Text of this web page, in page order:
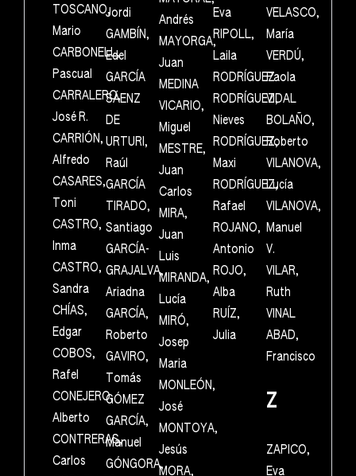
TOSCANO,
Mario
CARBONELL,
Pascual
CARRALERO,
José R.
CARRIÓN,
Alfredo
CASARES,
Toni
CASTRO,
Inma
CASTRO,
Sandra
CHÍAS,
Edgar
COBOS,
Rafel
CONEJERO,
Alberto
CONTRERAS,
Carlos
Jordi
GAMBÍN,
Edel
GARCÍA
SÁENZ
DE
URTURI,
Raúl
GARCÍA
TIRADO,
Santiago
GARCÍA-
GRAJALVA,
Ariadna
GARCÍA,
Roberto
GAVIRO,
Tomás
GÓMEZ
GARCÍA,
Manuel
GÓNGORA,
Andrés
MAYORGA,
Juan
MEDINA
VICARIO,
Miguel
MESTRE,
Juan
Carlos
MIRA,
Juan
Luis
MIRANDA,
Lucía
MIRÓ,
Josep
Maria
MONLEÓN,
José
MONTOYA,
Jesús
MORA,
Eva
RIPOLL,
Laila
RODRÍGUEZ
RODRÍGUEZ,
Nieves
RODRÍGUEZ,
Maxi
RODRÍGUEZ,
Rafael
ROJANO,
Antonio
ROJO,
Alba
RUÍZ,
Julia
VELASCO,
María
VERDÚ,
Paola
VIDAL
BOLAÑO,
Roberto
VILANOVA,
Lucía
VILANOVA,
Manuel
V.
VILAR,
Ruth
VINAL
ABAD,
Francisco
Z
ZAPICO,
Eva